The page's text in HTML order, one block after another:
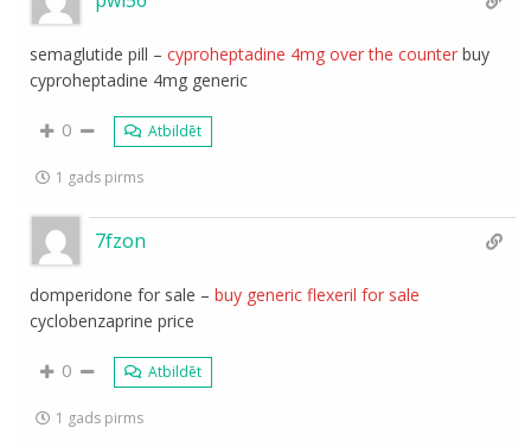
semaglutide pill –cyproheptadine 4mg over the counter buy
cyproheptadine 4mg generic
0 Atbildēt
1 gads pirms
7fzon
domperidone for sale –buy generic flexeril for sale
cyclobenzaprine price
0 Atbildēt
1 gads pirms